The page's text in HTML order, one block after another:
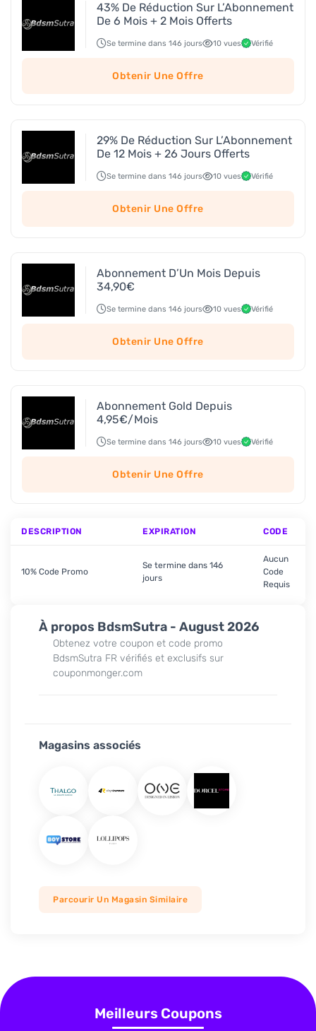
À propos BdsmSutra - August 2026
Obtenez votre coupon et code promo
BdsmSutra FR vérifiés et exclusifs sur
couponmonger.com
Magasins associés
Parcourir Un Magasin Similaire
43% De Réduction Sur L’Abonnement
De 6 Mois + 2 Mois Offerts
Se termine dans 146 jours 10 vues Vérifié
Obtenir Une Offre
29% De Réduction Sur L’Abonnement
De 12 Mois + 26 Jours Offerts
Se termine dans 146 jours 10 vues Vérifié
Obtenir Une Offre
Abonnement D’Un Mois Depuis
34,90€
Se termine dans 146 jours 10 vues Vérifié
Obtenir Une Offre
Abonnement Gold Depuis
4,95€/Mois
Se termine dans 146 jours 10 vues Vérifié
Obtenir Une Offre
DESCRIPTION EXPIRATION CODE
10% Code Promo
Se termine dans 146
jours
Aucun
Code
Requis
Meilleurs Coupons